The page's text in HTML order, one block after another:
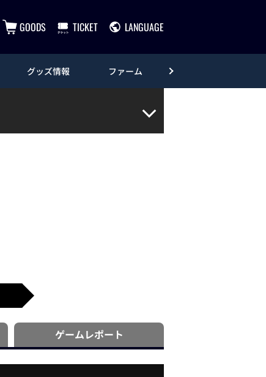
GOODS TICKET LANGUAGE
グッズ情報 ファーム
ゲームレポート